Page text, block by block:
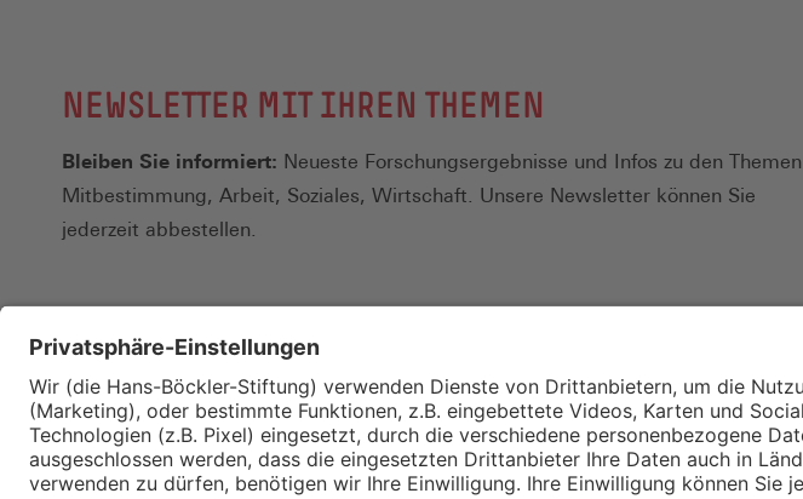
NEWSLETTER MIT IHREN THEMEN
Bleiben Sie informiert: Neueste Forschungsergebnisse und Infos zu den Themen
Mitbestimmung, Arbeit, Soziales, Wirtschaft. Unsere Newsletter können Sie
jederzeit abbestellen.
Kontakt
Merkzettel